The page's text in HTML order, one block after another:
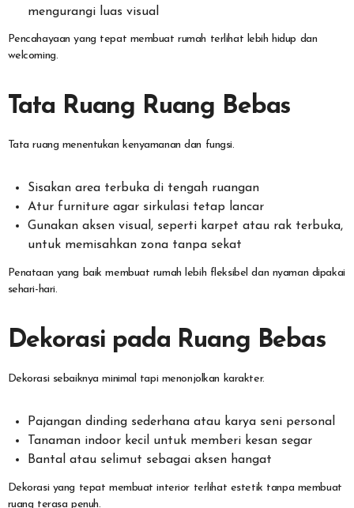
mengurangi luas visual
Pencahayaan yang tepat membuat rumah terlihat lebih hidup dan
welcoming.
Tata Ruang Ruang Bebas
Tata ruang menentukan kenyamanan dan fungsi.
Sisakan area terbuka di tengah ruangan
Atur furniture agar sirkulasi tetap lancar
Gunakan aksen visual, seperti karpet atau rak terbuka,
untuk memisahkan zona tanpa sekat
Penataan yang baik membuat rumah lebih fleksibel dan nyaman dipakai
sehari-hari.
Dekorasi pada Ruang Bebas
Dekorasi sebaiknya minimal tapi menonjolkan karakter.
Pajangan dinding sederhana atau karya seni personal
Tanaman indoor kecil untuk memberi kesan segar
Bantal atau selimut sebagai aksen hangat
Dekorasi yang tepat membuat interior terlihat estetik tanpa membuat
ruang terasa penuh.